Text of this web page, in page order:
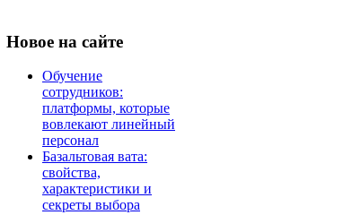
Новое на сайте
Обучение
сотрудников:
платформы, которые
вовлекают линейный
персонал
Базальтовая вата:
свойства,
характеристики и
секреты выбора